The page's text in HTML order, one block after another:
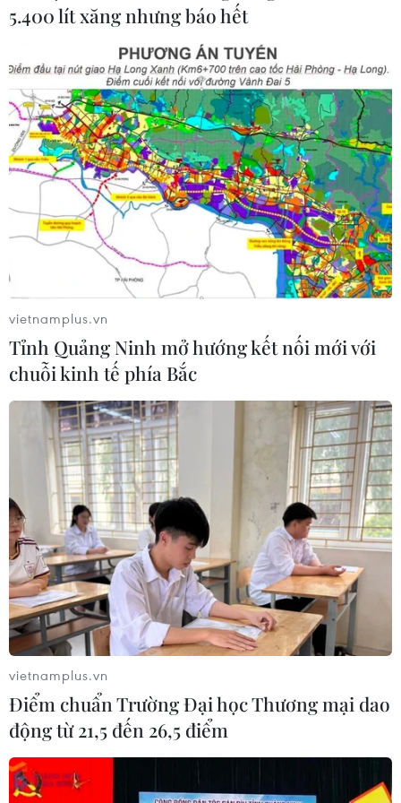
5.400 lít xăng nhưng báo hết
vietnamplus.vn
Tỉnh Quảng Ninh mở hướng kết nối mới với
chuỗi kinh tế phía Bắc
vietnamplus.vn
Điểm chuẩn Trường Đại học Thương mại dao
động từ 21,5 đến 26,5 điểm